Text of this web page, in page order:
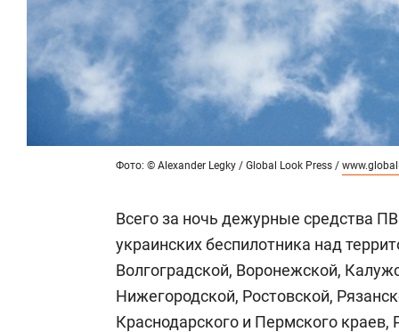
Фото: © Alexander Legky / Global Look Press /
Всего за ночь дежурные средства
украинских беспилотника над
Волгоградской, Воронежской,
Нижегородской, Ростовской,
Краснодарского и Пермского